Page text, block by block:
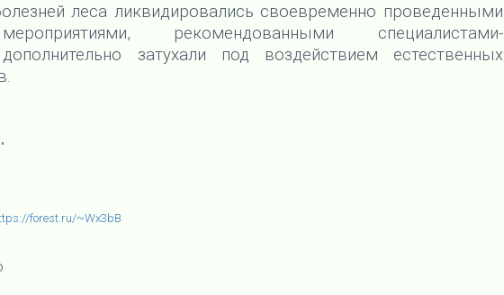
леса ликвидировались своевременно проведенными
рекомендованными специалистами-
затухали под воздействием естественных
forest.ru/~Wx3bB